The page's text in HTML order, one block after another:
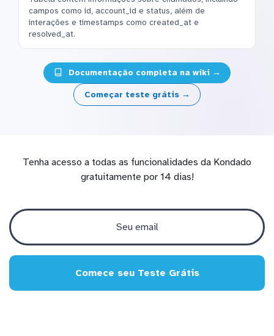
campos como id, account_id e status, além de
interações e timestamps como created_at e
resolved_at.
Documentação completa na wiki →
Começar teste grátis →
Tenha acesso a todas as funcionalidades da Kondado
gratuitamente por 14 dias!
Comece seu Teste Grátis